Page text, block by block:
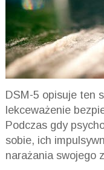
DSM -5 opisuje ten
lekceważenie
Podczas gdy
sobie, ich
narażania swojego